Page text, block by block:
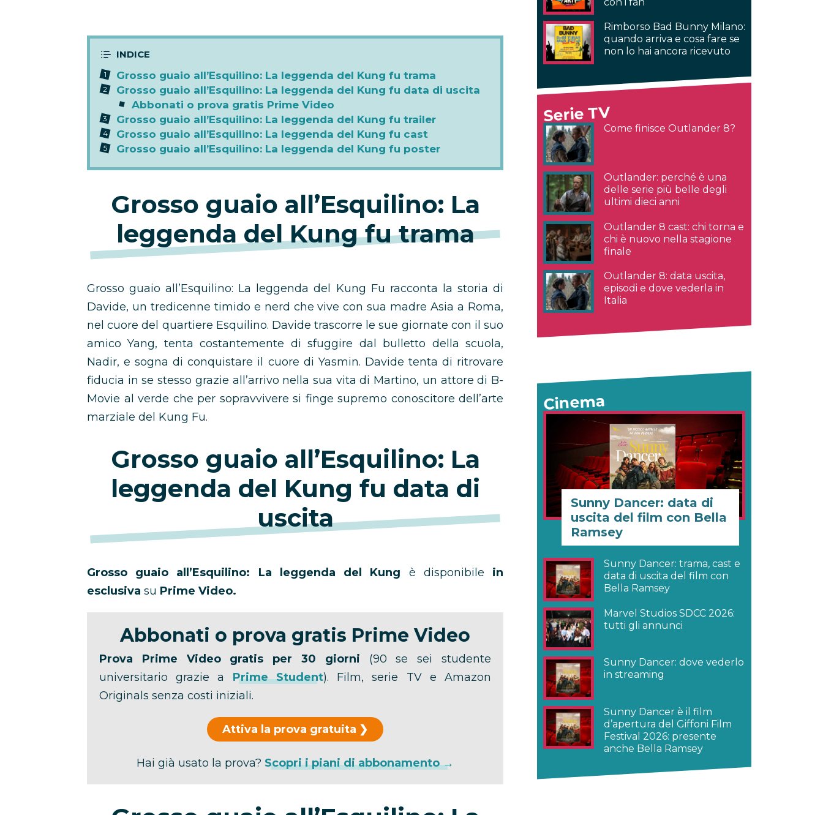
Grosso guaio all’Esquilino: La leggenda del Kung fu trama
Grosso guaio all’Esquilino: La leggenda del Kung fu data di uscita
Abbonati o prova gratis Prime Video
Grosso guaio all’Esquilino: La leggenda del Kung fu trailer
Grosso guaio all’Esquilino: La leggenda del Kung fu cast
Grosso guaio all’Esquilino: La leggenda del Kung fu poster
Grosso guaio all’Esquilino: La
leggenda del Kung fu trama
Grosso guaio all’Esquilino: La leggenda del Kung Fu racconta la storia di
Davide, un tredicenne timido e nerd che vive con sua madre Asia a Roma,
nel cuore del quartiere Esquilino. Davide trascorre le sue giornate con il suo
amico Yang, tenta costantemente di sfuggire dal bulletto della scuola,
Nadir, e sogna di conquistare il cuore di Yasmin. Davide tenta di ritrovare
fiducia in se stesso grazie all’arrivo nella sua vita di Martino, un attore di B-
Movie al verde che per sopravvivere si finge supremo conoscitore dell’arte
marziale del Kung Fu.
Grosso guaio all’Esquilino: La
leggenda del Kung fu data di
uscita
Grosso guaio all’Esquilino: La leggenda del Kung è disponibile in
esclusiva su Prime Video.
Abbonati o prova gratis Prime Video
Prova Prime Video gratis per 30 giorni (90 se sei studente
universitario grazie a Prime Student). Film, serie TV e Amazon
Originals senza costi iniziali.
Attiva la prova gratuita
Hai già usato la prova? Scopri i piani di abbonamento →
Rimborso Bad Bunny Milano:
quando arriva e cosa fare se
non lo hai ancora ricevuto
Serie TV
Come finisce Outlander 8?
Outlander: perché è una
delle serie più belle degli
ultimi dieci anni
Outlander 8 cast: chi torna e
chi è nuovo nella stagione
finale
Outlander 8: data uscita,
episodi e dove vederla in
Italia
Cinema
Sunny Dancer: data di
uscita del film con Bella
Ramsey
Sunny Dancer: trama, cast e
data di uscita del film con
Bella Ramsey
Marvel Studios SDCC 2026:
tutti gli annunci
Sunny Dancer: dove vederlo
in streaming
Sunny Dancer è il film
d’apertura del Giffoni Film
Festival 2026: presente
anche Bella Ramsey